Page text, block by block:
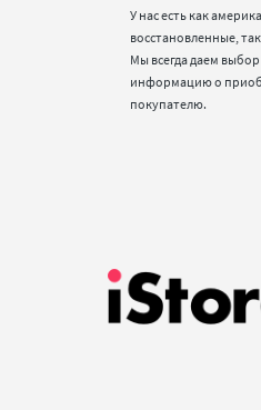
У нас есть как
восстановленные,
Мы всегда даем
информацию о
покупателю.